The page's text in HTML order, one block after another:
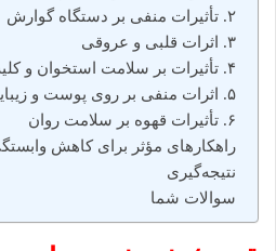
۲. تأثیرات منفی بر دستگاه گوارش
۳. اثرات قلبی و عروقی
۴. تأثیرات بر سلامت استخوان و کلیه‌ها
۵. اثرات منفی بر روی پوست و زیبایی
۶. تأثیرات قهوه بر سلامت روان
راهکارهای مؤثر برای کاهش
نتیجه‌گیری
سوالات شما